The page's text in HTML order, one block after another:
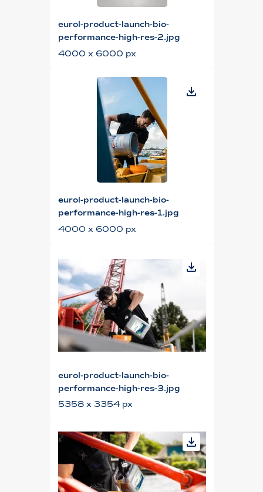
eurol-product-launch-bio-
performance-high-res-2.jpg
4000 x 6000 px
eurol-product-launch-bio-
performance-high-res-1.jpg
4000 x 6000 px
eurol-product-launch-bio-
performance-high-res-3.jpg
5358 x 3354 px